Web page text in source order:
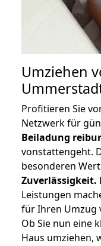
Umziehen
Profitieren Sie
Netzwerk für
Beiladung
vonstattengeht.
besonderen
Zuverlässigkeit.
Leistungen
für Ihren Umzug
Ob Sie nun eine
Haus umziehen,